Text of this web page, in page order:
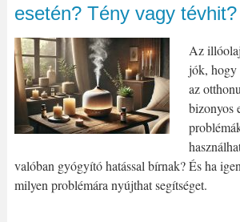
esetén? Tény vagy tévhit?
Az
jók, hogy
az
bizonyos
valóban gyógyító hatással bírnak? És ha
milyen problémára nyújthat segítséget.